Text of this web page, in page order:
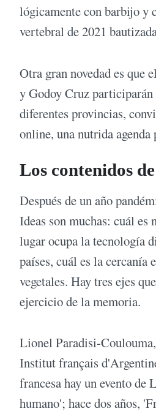
lógicamente con barbijo y
vertebral de 2021
Otra gran novedad es que
y Godoy Cruz participarán
diferentes provincias,
online, una nutrida
Los contenidos
Después de un año
Ideas son muchas: cuál es
lugar ocupa la tecnología
países, cuál es la cercanía
vegetales. Hay tres ejes
ejercicio de la memoria.
Lionel Paradisi-
Institut français
francesa hay un evento de
humano'; hace dos años,